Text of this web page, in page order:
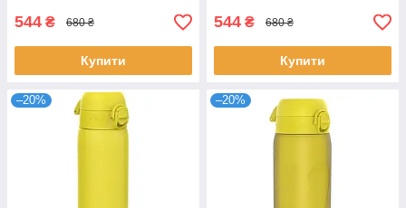
544 ₴ 680 ₴
Купити
544 ₴ 680 ₴
Купити
–20% –20%